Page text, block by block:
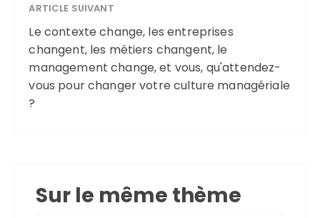
ARTICLE SUIVANT
Le contexte change, les entreprises
changent, les métiers changent, le
management change, et vous, qu'attendez-
vous pour changer votre culture managériale
?
Sur le même thème